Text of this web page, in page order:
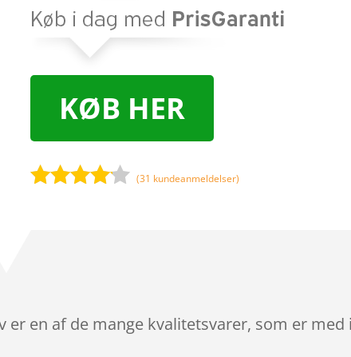
KØB HER
ømmels
er
(31 kundeanmeldelser)
er en af de mange kvalitetsvarer, som er